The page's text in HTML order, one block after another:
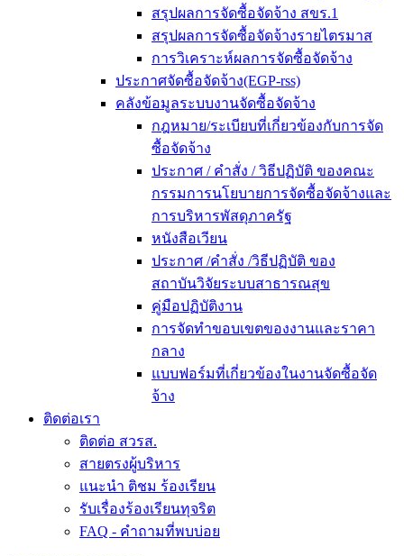
สรุปผลการจัดซื้อจัดจ้าง สขร.1
สรุปผลการจัดซื้อจัดจ้างรายไตรมาส
การวิเคราะห์ผลการจัดซื้อจัดจ้าง
ประกาศจัดซื้อจัดจ้าง(EGP-rss)
คลังข้อมูลระบบงานจัดซื้อจัดจ้าง
กฎหมาย/ระเบียบที่เกี่ยวข้องกับการจัด
ซื้อจัดจ้าง
ประกาศ / คำสั่ง / วิธีปฏิบัติ ของคณะ
กรรมการนโยบายการจัดซื้อจัดจ้างและ
การบริหารพัสดุภาครัฐ
หนังสือเวียน
ประกาศ /คำสั่ง /วิธีปฏิบัติ ของ
สถาบันวิจัยระบบสาธารณสุข
คู่มือปฏิบัติงาน
การจัดทำขอบเขตของงานและราคา
กลาง
แบบฟอร์มที่เกี่ยวข้องในงานจัดซื้อจัด
จ้าง
ติดต่อเรา
ติดต่อ สวรส.
สายตรงผู้บริหาร
แนะนำ ติชม ร้องเรียน
รับเรื่องร้องเรียนทุจริต
FAQ - คำถามที่พบบ่อย